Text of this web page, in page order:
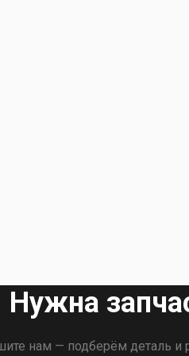
Нужна
нам — подберём деталь и